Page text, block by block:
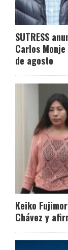
SUTRESS
Carlos
de agosto
Keiko
Chávez y